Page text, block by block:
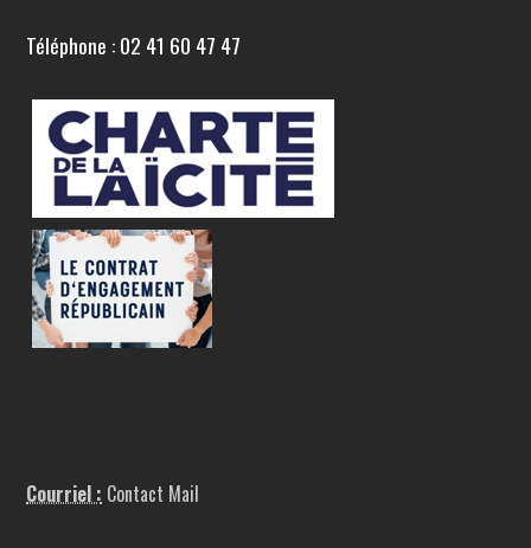
Téléphone : 02 41 60 47 47
Courriel : Contact Mail